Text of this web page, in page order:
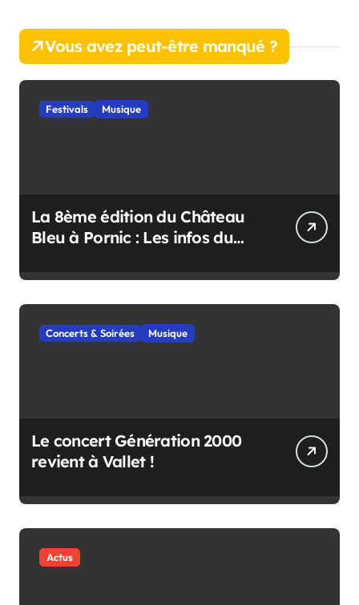
Vous avez peut-être manqué ?
Festivals Musique
La 8ème édition du Château
Bleu à Pornic : Les infos du
Concerts & Soirées Musique
Le concert Génération 2000
revient à Vallet !
Actus